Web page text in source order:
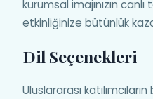
kurumsal imajınızın
etkinliğinize bütünlük
Dil Seçenekleri
Uluslararası